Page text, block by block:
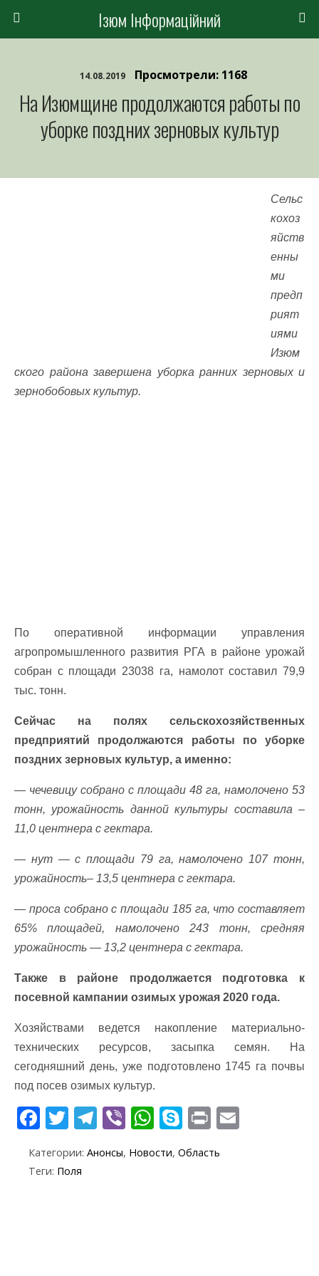
Ізюм Інформаційний
14.08.2019 Просмотрели: 1168
На Изюмщине продолжаются работы по
уборке поздних зерновых культур
Сельс
кохоз
яйств
енны
ми
предп
рият
иями
Изюм
ского района завершена уборка ранних зерновых и
зернобобовых культур.
По оперативной информации управления
агропромышленного развития РГА в районе урожай
собран с площади 23038 га, намолот составил 79,9
тыс. тонн.
Сейчас на полях сельскохозяйственных
предприятий продолжаются работы по уборке
поздних зерновых культур, а именно:
— чечевицу собрано с площади 48 га, намолочено 53
тонн, урожайность данной культуры составила –
11,0 центнера с гектара.
— нут — с площади 79 га, намолочено 107 тонн,
урожайность– 13,5 центнера с гектара.
— проса собрано с площади 185 га, что составляет
65% площадей, намолочено 243 тонн, средняя
урожайность — 13,2 центнера с гектара.
Также в районе продолжается подготовка к
посевной кампании озимых урожая 2020 года.
Хозяйствами ведется накопление материально-
технических ресурсов, засыпка семян. На
сегодняшний день, уже подготовлено 1745 га почвы
под посев озимых культур.
F
e
T
itt
T
e
Vi
er
W
at
S
k
y
Pr
t
Категории: Анонсы, Новости, Область
Теги: Поля